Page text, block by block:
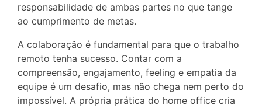
responsabilidade de ambas partes no que tange
ao cumprimento de metas.
A colaboração é fundamental para que o trabalho
remoto tenha sucesso. Contar com a
compreensão, engajamento, feeling e empatia da
equipe é um desafio, mas não chega nem perto do
impossível. A própria prática do home office cria